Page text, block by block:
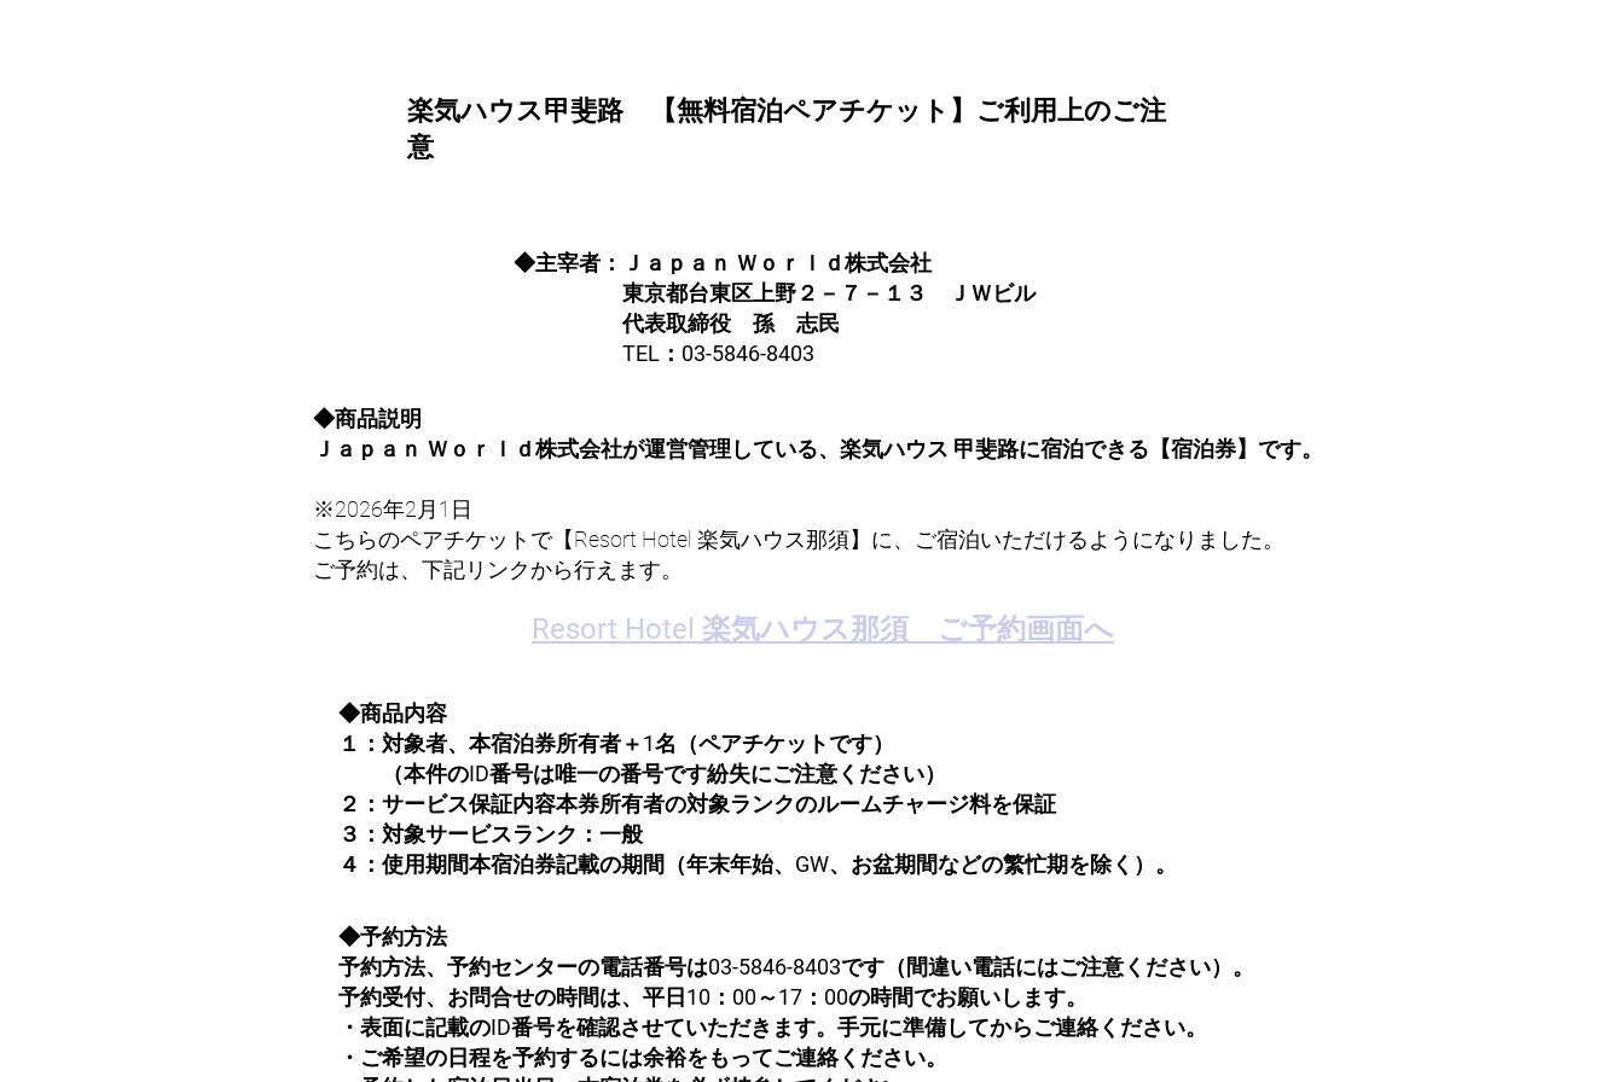
​楽気ハウス甲斐路 【無料宿泊ペアチケット】ご利用上のご注
意
◆主宰者：Ｊａｐａｎ Ｗｏｒｌｄ株式会社
東京都台東区上野２－７－１３ ＪＷビル
代表取締役 孫 志民
TEL：03-5846-8403
◆商品説明
Ｊａｐａｎ Ｗｏｒｌｄ株式会社が運営管理している、楽気ハウス 甲斐路に宿泊できる【宿泊券】です。
※2026年2月1日
こちらのペアチケットで【Resort Hotel 楽気ハウス那須】に、ご宿泊いただけるようになりました。
ご予約は、下記リンクから行えます。
Resort Hotel 楽気ハウス那須 ご予約画面へ
◆商品内容
１：対象者、本宿泊券所有者＋1名（ペアチケットです）
（本件のID番号は唯一の番号です紛失にご注意ください）
２：サービス保証内容本券所有者の対象ランクのルームチャージ料を保証
３：対象サービスランク：一般
４：使用期間本宿泊券記載の期間（年末年始、GW、お盆期間などの繁忙期を除く）。
◆予約方法
予約方法、予約センターの電話番号は03-5846-8403です（間違い電話にはご注意ください）。
予約受付、お問合せの時間は、平日10：00～17：00の時間でお願いします。
・表面に記載のID番号を確認させていただきます。手元に準備してからご連絡ください。
・ご希望の日程を予約するには余裕をもってご連絡ください。